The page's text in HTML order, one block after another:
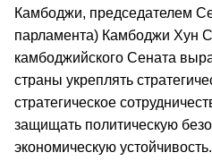
Камбоджи, председателем
парламента) Камбоджи Хун
камбоджийского Сената
страны укреплять
стратегическое
защищать политическую
экономическую